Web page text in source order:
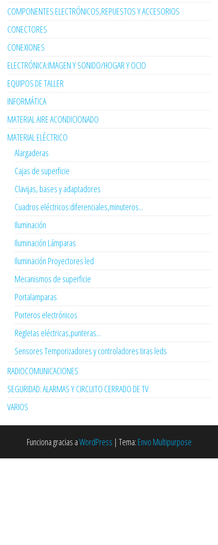
COMPONENTES ELECTRÓNICOS,REPUESTOS Y ACCESORIOS
CONECTORES
CONEXIONES
ELECTRÓNICA:IMAGEN Y SONIDO/HOGAR Y OCIO
EQUIPOS DE TALLER
INFORMÁTICA
MATERIAL AIRE ACONDICIONADO
MATERIAL ELÉCTRICO
Alargaderas
Cajas de superficie
Clavijas, bases y adaptadores
Cuadros eléctricos:diferenciales,minuteros...
Iluminación
Iluminación Lámparas
Iluminación Proyectores led
Mecanismos de superficie
Portalamparas
Porteros electrónicos
Regletas eléctricas,punteras...
Sensores Temporizadores y controladores tiras leds
RADIOCOMUNICACIONES
SEGURIDAD: ALARMAS Y CIRCUITO CERRADO DE TV
VARIOS
Funciona gracias aWordPress | Tema: Envo Multipurpose